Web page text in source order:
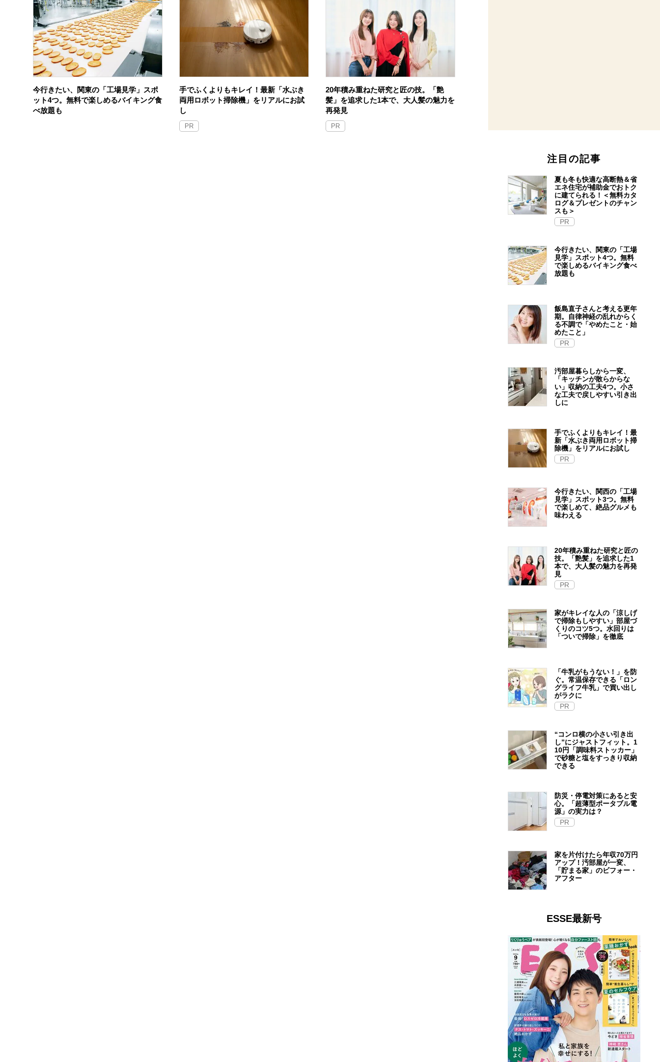
今行きたい、関東の「工場見学」スポ
ット4つ。無料で楽しめるバイキング食
べ放題も
手でふくよりもキレイ！最新「水ぶき
両用ロボット掃除機」をリアルにお試
し
PR
20年積み重ねた研究と匠の技。「艶
髪」を追求した1本で、大人髪の魅力を
再発見
PR
注目の記事
夏も冬も快適な高断熱＆省
エネ住宅が補助金でおトク
に建てられる！＜無料カタ
ログ＆プレゼントのチャン
スも＞
PR
今行きたい、関東の「工場
見学」スポット4つ。無料
で楽しめるバイキング食べ
放題も
飯島直子さんと考える更年
期。自律神経の乱れからく
る不調で「やめたこと・始
めたこと」
PR
汚部屋暮らしから一変、
「キッチンが散らからな
い」収納の工夫4つ。小さ
な工夫で戻しやすい引き出
しに
手でふくよりもキレイ！最
新「水ぶき両用ロボット掃
除機」をリアルにお試し
PR
今行きたい、関西の「工場
見学」スポット3つ。無料
で楽しめて、絶品グルメも
味わえる
20年積み重ねた研究と匠の
技。「艶髪」を追求した1
本で、大人髪の魅力を再発
見
PR
家がキレイな人の「涼しげ
で掃除もしやすい」部屋づ
くりのコツ5つ。水回りは
「ついで掃除」を徹底
「牛乳がもうない！」を防
ぐ。常温保存できる「ロン
グライフ牛乳」で買い出し
がラクに
PR
“コンロ横の小さい引き出
し”にジャストフィット。1
10円「調味料ストッカー」
で砂糖と塩をすっきり収納
できる
防災・停電対策にあると安
心。「超薄型ポータブル電
源」の実力は？​
PR
家を片付けたら年収70万円
アップ！汚部屋が一変、
「貯まる家」のビフォー・
アフター
ESSE最新号